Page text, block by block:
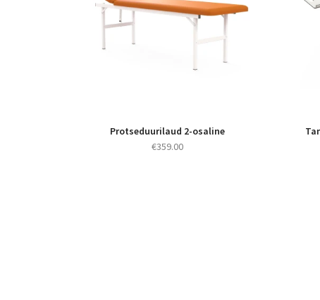
Protseduurilaud 2-osaline
€359.00